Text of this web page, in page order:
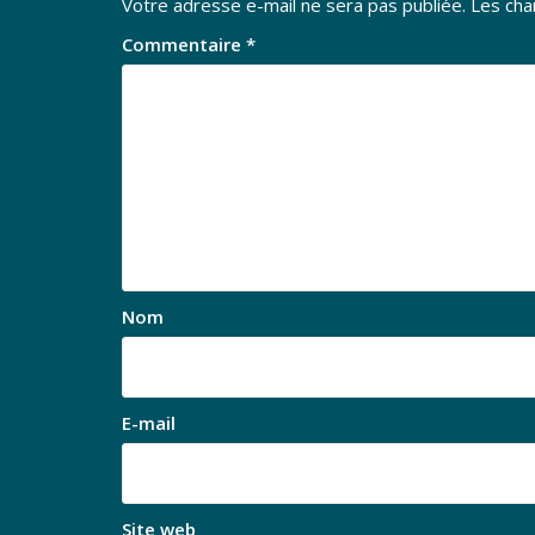
Votre adresse e-mail ne sera pas publiée. Les
Commentaire *
Nom
E-mail
Site web